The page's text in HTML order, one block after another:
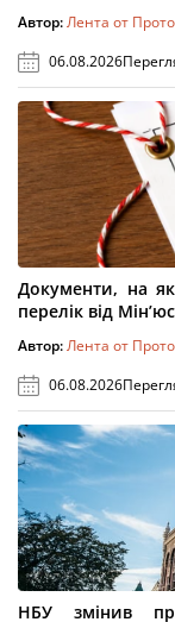
Автор:Лента от
06.08.2026
Документи, на
перелік від
Автор:Лента от
06.08.2026
НБУ змінив